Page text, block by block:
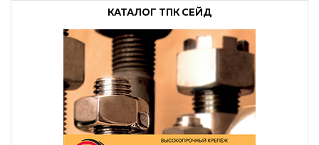
КАТАЛОГ ТПК СЕЙД